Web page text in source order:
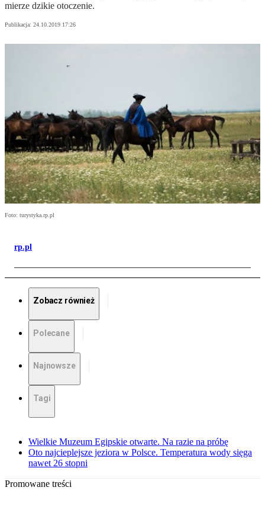
mierze dzikie otoczenie.
Publikacja: 24.10.2019 17:26
Foto: turystyka.rp.pl
rp.pl
Zobacz również
Polecane
Najnowsze
Tagi
Wielkie Muzeum Egipskie otwarte. Na razie na próbę
Oto najcieplejsze jeziora w Polsce. Temperatura wody sięga
nawet 26 stopni
Promowane treści